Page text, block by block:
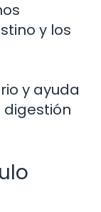
y los
y ayuda
digestión